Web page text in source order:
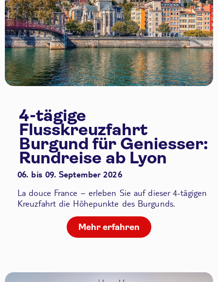
4-tägige
Flusskreuzfahrt
Burgund für Geniesser:
Rundreise ab Lyon
06. bis 09. September 2026
La douce France – erleben Sie auf dieser 4-tägigen
Kreuzfahrt die Höhepunkte des Burgunds.
Mehr erfahren